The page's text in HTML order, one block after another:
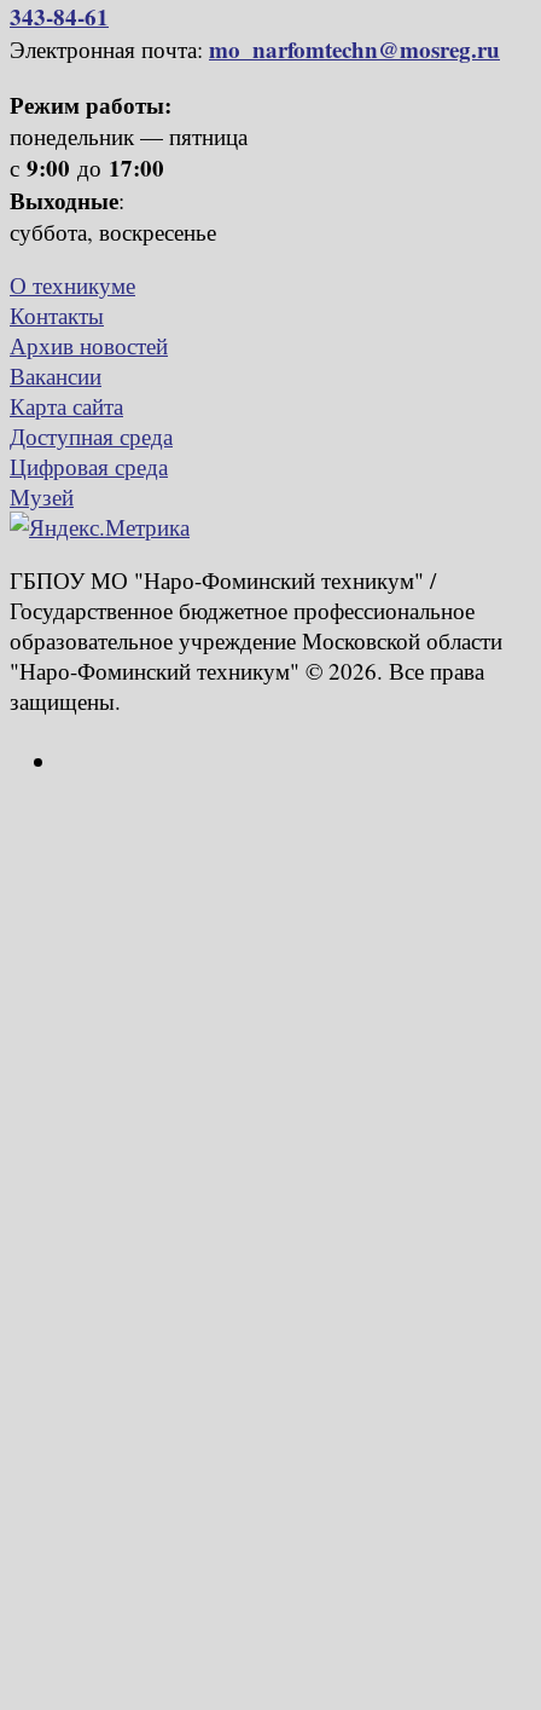
343-84-61
Электронная почта: mo_narfomtechn@mosreg.ru
Режим работы:
понедельник — пятница
с 9:00 до 17:00
Выходные:
суббота, воскресенье
О техникуме
Контакты
Архив новостей
Вакансии
Карта сайта
Доступная среда
Цифровая среда
Музей
ГБПОУ МО "Наро-Фоминский техникум" /
Государственное бюджетное профессиональное
образовательное учреждение Московской области
"Наро-Фоминский техникум" © 2026. Все права
защищены.